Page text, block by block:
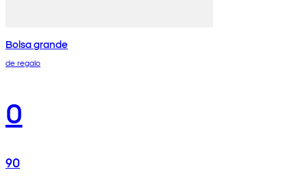
Bolsa grande
de regalo
0
90